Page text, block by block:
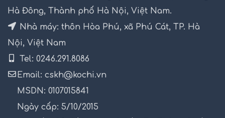
Hà Đông, Thành phố Hà Nội, Việt Nam.
Nhà máy: thôn Hòa Phú, xã Phú Cát, TP. Hà
Nội, Việt Nam
Tel: 0246.291.8086
Email: cskh@kochi.vn
MSDN: 0107015841
Ngày cấp: 5/10/2015